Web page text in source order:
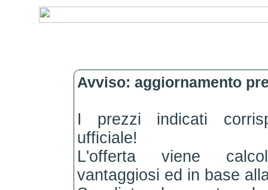
Avviso: aggiornamento
I prezzi indicati
ufficiale!
L'offerta viene
vantaggiosi ed in base